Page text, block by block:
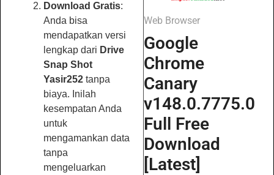
Download Gratis:
Anda bisa
mendapatkan versi
lengkap dari Drive
Snap Shot
Yasir252 tanpa
biaya. Inilah
kesempatan Anda
untuk
mengamankan data
tanpa
mengeluarkan
Web Browser
Google
Chrome
Canary
v148.0.7775.0
Full Free
Download
[Latest]